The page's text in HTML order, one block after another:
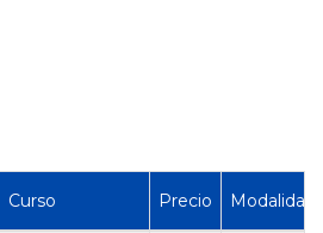
Curso Precio Modalidad